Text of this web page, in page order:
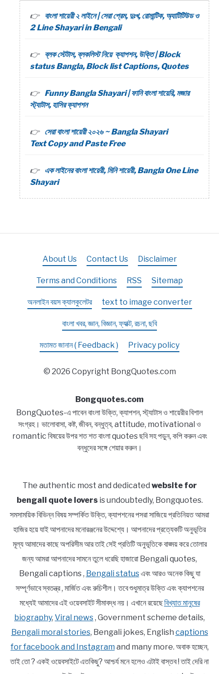
বাংলা শায়েরী ২ লাইনে | সেরা প্রেম, দুঃখ, রোমান্টিক, অ্যাটিটিউড ও
2 Line Shayari in Bengali
ব্লক স্টেটাস, ব্লকলিস্ট নিয়ে ক্যাপশন, উক্তি | Block
status Bangla, Block list Captions, Quotes
Funny Bangla Shayari | ফানি বাংলা শায়েরি, মজার
স্ট্যাটাস, হাসির ক্যাপশন
সেরা বাংলা শায়েরী ২০২৬ ~ Bangla Shayari
Text Copy and Paste Free
এক লাইনের বাংলা শায়েরী, মিনি শায়েরী, Bangla One Line
Shayari
About Us Contact Us Disclaimer
Terms and Conditions RSS Sitemap
অনলাইন বয়স ক্যালকুলেটর text to image converter
বাংলা খবর, জ্ঞান, বিজ্ঞান, ফ্যাক্ট, রচনা, ছবি
মতামত জানান ( Feedback ) Privacy policy
© 2026 Copyright BongQuotes.com
Bongquotes.com
BongQuotes-এ পাবেন বাংলা উক্তি, ক্যাপশন, স্ট্যাটাস ও শায়েরীর বিশাল
সংগ্রহ। ভালোবাসা, কষ্ট, জীবন, বন্ধুত্ব, attitude, motivational ও
romantic বিষয়ের উপর শত শত বাংলা quotes ছবি সহ পড়ুন, কপি করুন এবং
বন্ধুদের সঙ্গে শেয়ার করুন।
The authentic most and dedicated website for
bengali quote loversis undoubtedly, Bongquotes.
সমসাময়িক বিভিন্ন বিষয় সম্পর্কিত উক্তি, ক্যাপশনের পসরা সাজিয়ে প্রতিনিয়ত আমরা
হাজির হয়ে যাই আপনাদের মনোরঞ্জনের উদ্দেশ্যে। আপনাদের প্রত্যেকটি অনুভূতির
মূল্য আমাদের কাছে অপরিসীম আর তাই সেই প্রতিটি অনুভূতিকে বাঙ্ময় করে তোলার
জন্য আমরা আপনাদের সামনে তুলে ধরেছি হাজারো Bengali quotes,
Bengali captions , Bengali statusএবং আরও অনেক কিছু যা
সম্পূর্ণভাবে স্বতন্ত্র , মার্জিত এবং রুচিশীল। তবে শুধুমাত্র উক্তি এবং ক্যাপশনের
মধ্যেই আমাদের এই ওয়েবসাইট সীমাবদ্ধ নয়। এখানে রয়েছেবিখ্যাত মানুষের
biography, Viral news, Government scheme details,
Bengali moral stories, Bengali jokes, English captions
for facebook and Instagram and many more. অবাক হচ্ছেন,
তাই তো ? একই ওয়েবসাইটে এতকিছু? আশ্চর্য মনে হলেও এটাই বাস্তব ! তাই দেরি না